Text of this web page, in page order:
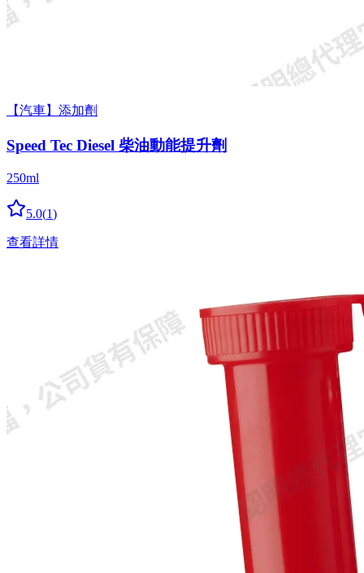
【汽車】添加劑
Speed Tec Diesel 柴油動能提升劑
250ml
5.0(1)
查看詳情